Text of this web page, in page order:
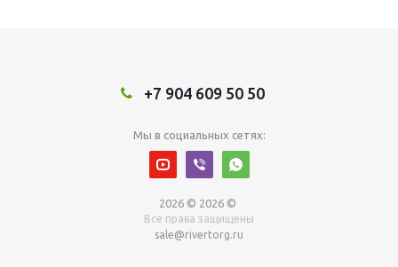
+7 904 609 50 50
Мы в социальных сетях:
2026 © 2026 ©
Все права защищены
sale@rivertorg.ru